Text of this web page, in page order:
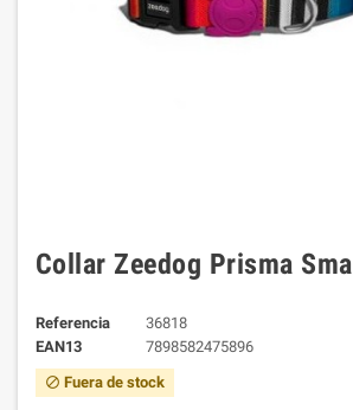
Collar Zeedog Prisma Small
Referencia
36818
EAN13
7898582475896
block Fuera de stock